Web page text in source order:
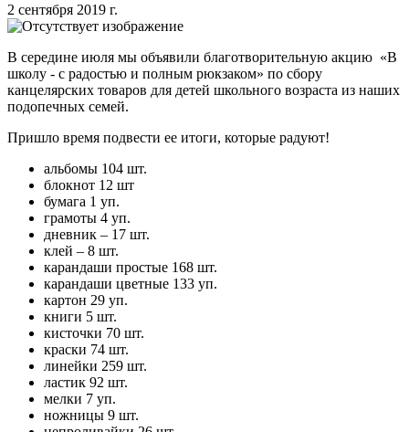
2 сентября 2019 г.
В середине июля мы объявили благотворительную акцию «В
школу - с радостью и полным рюкзаком» по сбору
канцелярских товаров для детей школьного возраста из наших
подопечных семей.
Пришло время подвести ее итоги, которые радуют!
альбомы 104 шт.
блокнот 12 шт
бумага 1 уп.
грамоты 4 уп.
дневник – 17 шт.
клей – 8 шт.
карандаши простые 168 шт.
карандаши цветные 133 уп.
картон 29 уп.
книги 5 шт.
кисточки 70 шт.
краски 74 шт.
линейки 259 шт.
ластик 92 шт.
мелки 7 уп.
ножницы 9 шт.